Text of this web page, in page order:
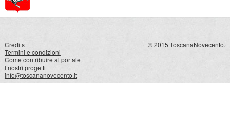
Credits
Termini e condizioni
Come contribuire al portale
I nostri progetti
info@toscananovecento.it
© 2015 ToscanaNovecento.